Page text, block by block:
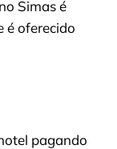
Simas é
é oferecido
pagando